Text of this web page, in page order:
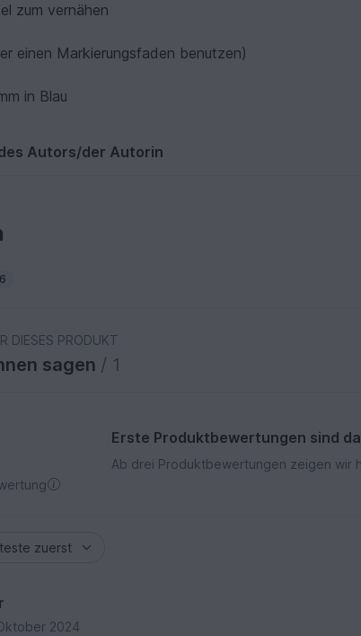
zum vernähen
einen Markierungsfaden benutzen)
in Blau
Autors/der Autorin
DIESES PRODUKT
sagen / 1
Erste Produktbewertungen sind
Ab drei Produktbewertungen zeigen wir
2024